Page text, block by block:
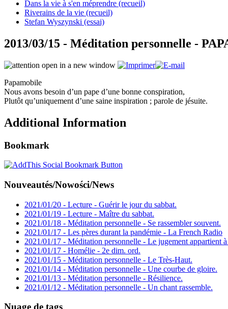
Dans la vie à s'en méprendre (recueil)
Riverains de la vie (recueil)
Stefan Wyszynski (essai)
2013/03/15 - Méditation personnelle -
Papamobile
Nous avons besoin d’un pape d’une bonne conspiration,
Plutôt qu’uniquement d’une saine inspiration ; parole de jésuite.
Additional Information
Bookmark
Nouveautés/Nowości/News
2021/01/20 - Lecture - Guérir le jour du sabbat.
2021/01/19 - Lecture - Maître du sabbat.
2021/01/18 - Méditation personnelle - Se rassembler souvent.
2021/01/17 - Les pères durant la pandémie - La French Radio
2021/01/17 - Méditation personnelle - Le jugement appartient
2021/01/17 - Homélie - 2e dim. ord.
2021/01/15 - Méditation personnelle - Le Très-Haut.
2021/01/14 - Méditation personnelle - Une courbe de gloire.
2021/01/13 - Méditation personnelle - Résilience.
2021/01/12 - Méditation personnelle - Un chant rassemble.